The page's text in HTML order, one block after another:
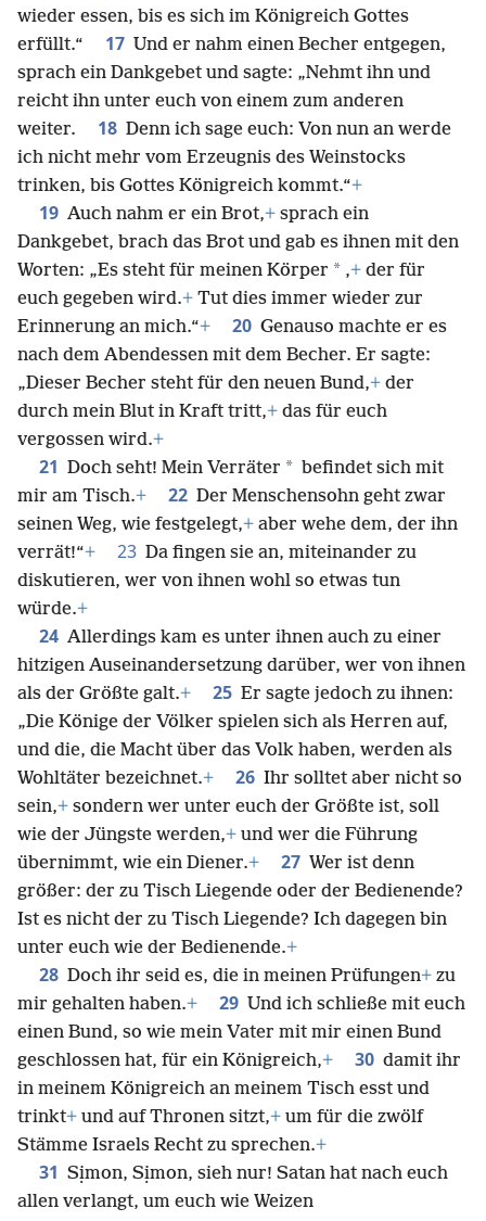
wieder essen, bis es sich im Königreich Gottes
erfüllt.“
17 Und er nahm einen Becher entgegen,
sprach ein Dankgebet und sagte: „Nehmt ihn und
reicht ihn unter euch von einem zum anderen
weiter.
18 Denn ich sage euch: Von nun an werde
ich nicht mehr vom Erzeugnis des Weinstocks
trinken, bis Gottes Königreich kommt.“+
19 Auch nahm er ein Brot,+ sprach ein
Dankgebet, brach das Brot und gab es ihnen mit den
Worten: „Es steht für meinen Körper * ,+ der für
euch gegeben wird.+ Tut dies immer wieder zur
Erinnerung an mich.“+ 20 Genauso machte er es
nach dem Abendessen mit dem Becher. Er sagte:
„Dieser Becher steht für den neuen Bund,+ der
durch mein Blut in Kraft tritt,+ das für euch
vergossen wird.+
21 Doch seht! Mein Verräter * befindet sich mit
mir am Tisch.+ 22 Der Menschensohn geht zwar
seinen Weg, wie festgelegt,+ aber wehe dem, der ihn
verrät!“+ 23 Da fingen sie an, miteinander zu
diskutieren, wer von ihnen wohl so etwas tun
würde.+
24 Allerdings kam es unter ihnen auch zu einer
hitzigen Auseinandersetzung darüber, wer von ihnen
als der Größte galt.+ 25 Er sagte jedoch zu ihnen:
„Die Könige der Völker spielen sich als Herren auf,
und die, die Macht über das Volk haben, werden als
Wohltäter bezeichnet.+ 26 Ihr solltet aber nicht so
sein,+ sondern wer unter euch der Größte ist, soll
wie der Jüngste werden,+ und wer die Führung
übernimmt, wie ein Diener.+ 27 Wer ist denn
größer: der zu Tisch Liegende oder der Bedienende?
Ist es nicht der zu Tisch Liegende? Ich dagegen bin
unter euch wie der Bedienende.+
28 Doch ihr seid es, die in meinen Prüfungen+ zu
mir gehalten haben.+ 29 Und ich schließe mit euch
einen Bund, so wie mein Vater mit mir einen Bund
geschlossen hat, für ein Königreich,+ 30 damit ihr
in meinem Königreich an meinem Tisch esst und
trinkt+ und auf Thronen sitzt,+ um für die zwölf
Stämme Israels Recht zu sprechen.+
31 Sịmon, Sịmon, sieh nur! Satan hat nach euch
allen verlangt, um euch wie Weizen